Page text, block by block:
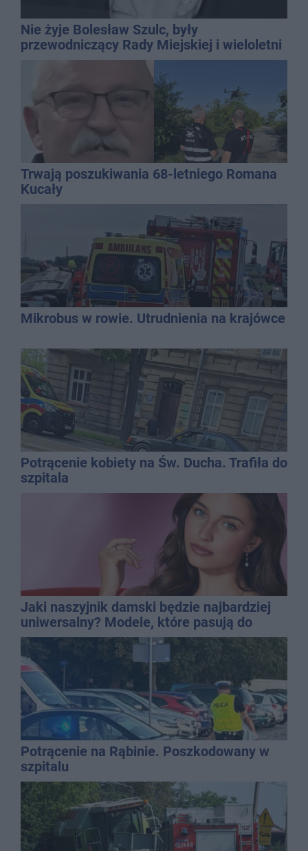
Nie żyje Bolesław Szulc, były
przewodniczący Rady Miejskiej i wieloletni
dyrektor SP 14
Trwają poszukiwania 68-letniego Romana
Kucały
Mikrobus w rowie. Utrudnienia na krajówce
Potrącenie kobiety na Św. Ducha. Trafiła do
szpitala
Jaki naszyjnik damski będzie najbardziej
uniwersalny? Modele, które pasują do
wielu stylizacji
Potrącenie na Rąbinie. Poszkodowany w
szpitalu